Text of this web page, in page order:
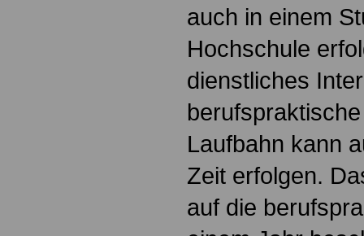
auch in einem
Hochschule
dienstliches
Laufbahn kann
Zeit erfolgen.
auf die